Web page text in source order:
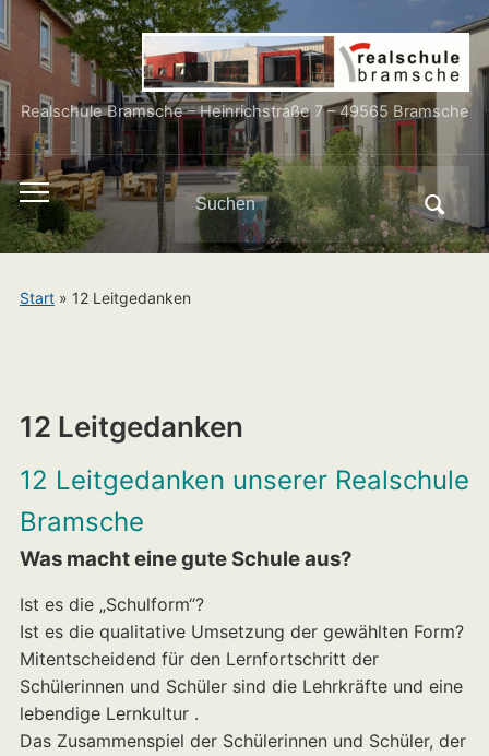
Realschule Bramsche – Heinrichstraße 7 – 49565 Bramsche
Toggle
mobile
menu
Search
for:
Start» 12 Leitgedanken
12 Leitgedanken
12 Leitgedanken unserer Realschule
Bramsche
Was macht eine gute Schule aus?
Ist es die „Schulform“?
Ist es die qualitative Umsetzung der gewählten Form?
Mitentscheidend für den Lernfortschritt der
Schülerinnen und Schüler sind die Lehrkräfte und eine
lebendige Lernkultur .
Das Zusammenspiel der Schülerinnen und Schüler, der